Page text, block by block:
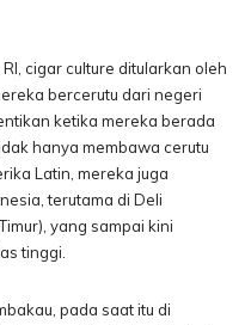
cigar culture ditularkan oleh
bercerutu dari negeri
ketika mereka berada
hanya membawa cerutu
Latin, mereka juga
terutama di Deli
yang sampai kini
tinggi.
pada saat itu di